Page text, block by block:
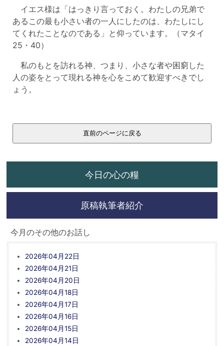
イエス様は「はっきり言っておく。わたしの兄弟で
あるこの最も小さい者の一人にしたのは、わたしにし
てくれたことなのである」と仰っています。（マタイ
25・40）
私のもとを訪れる神、つまり、小さな者や困窮した
人の姿をとって現れる神を心をこめて歓迎すべきでし
ょう。
今日の心の糧
原稿執筆者紹介
今月のその他のお話し
2026年04月22日
2026年04月21日
2026年04月20日
2026年04月18日
2026年04月17日
2026年04月16日
2026年04月15日
2026年04月14日